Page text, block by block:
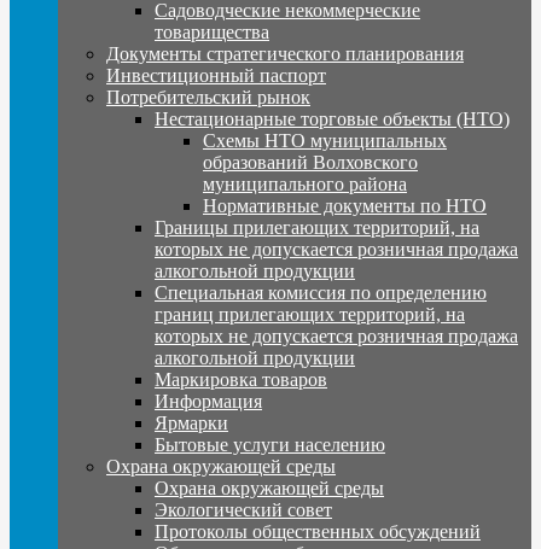
Садоводческие некоммерческие
товарищества
Документы стратегического планирования
Инвестиционный паспорт
Потребительский рынок
Нестационарные торговые объекты (НТО)
Схемы НТО муниципальных
образований Волховского
муниципального района
Нормативные документы по НТО
Границы прилегающих территорий, на
которых не допускается розничная продажа
алкогольной продукции
Специальная комиссия по определению
границ прилегающих территорий, на
которых не допускается розничная продажа
алкогольной продукции
Маркировка товаров
Информация
Ярмарки
Бытовые услуги населению
Охрана окружающей среды
Охрана окружающей среды
Экологический совет
Протоколы общественных обсуждений